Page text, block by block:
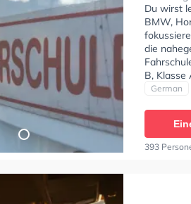
Du wirst
BMW,
die
B, Klasse
C1,
"Habe
mich
German
393